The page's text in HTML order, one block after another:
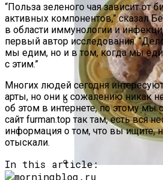
Дом С
Влажных Зон Для
“Польза зеленого чая зависит от
активных компонентов,” сказал
в области иммунологии и
первый автор исследования.
мы едим, но и в том, когда мы
с этим.”
Многих людей сегодня
арты, но они к сожалению никак
об этом в интернете, по этому мы
сайт furman.top так там, есть вся
информация о том, что вы ищите,
отыскали.
In this article: